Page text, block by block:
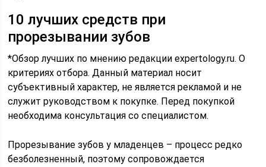
10 лучших средств при
прорезывании зубов
*Обзор лучших по мнению редакции expertology.ru. О
критериях отбора. Данный материал носит
субъективный характер, не является рекламой и не
служит руководством к покупке. Перед покупкой
необходима консультация со специалистом.
Прорезывание зубов у младенцев – процесс редко
безболезненный, поэтому сопровождается